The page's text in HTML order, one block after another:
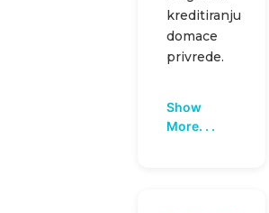
kreditiranju
domace
privrede.
Show
More. . .